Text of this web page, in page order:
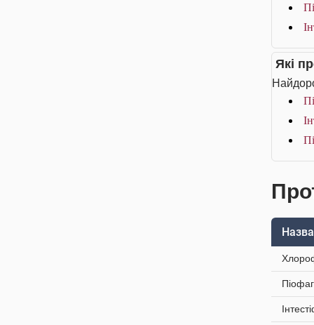
Які
Назва